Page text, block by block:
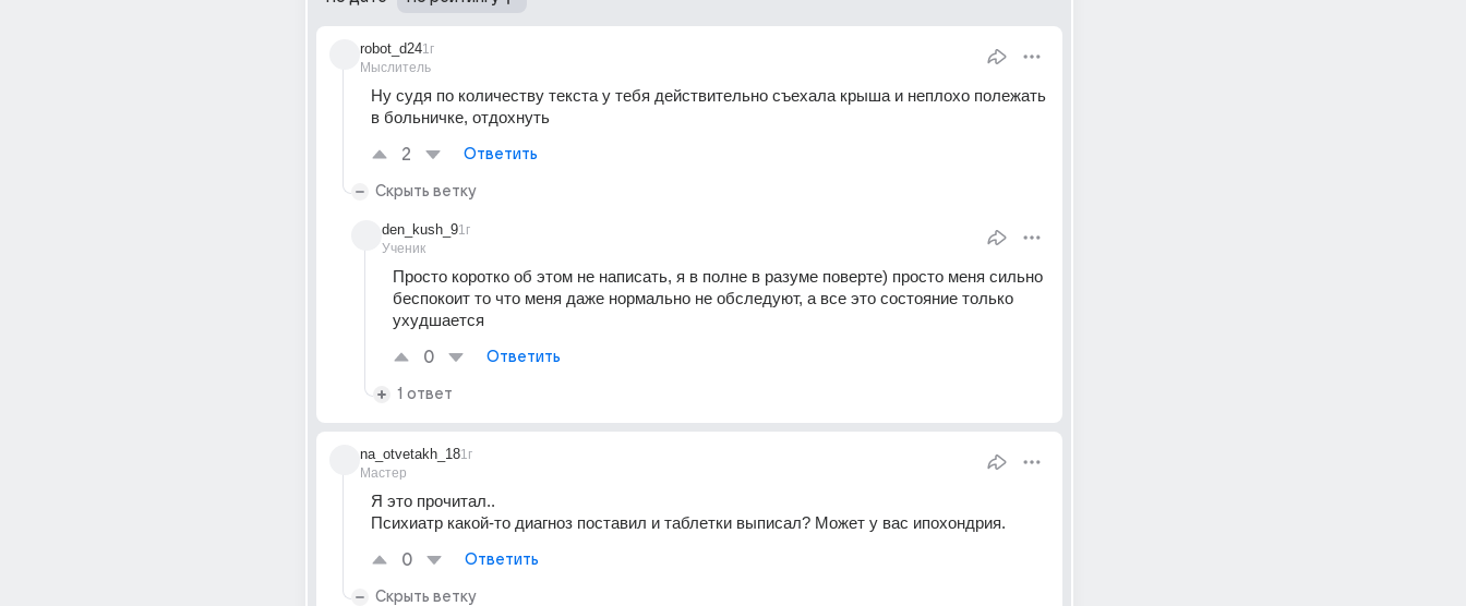
robot_d24
Мыслитель
1г
Ну судя по количеству текста у тебя действительно съехала крыша и неплохо полежать
в больничке, отдохнуть
2 Ответить
Скрыть ветку
den_kush_9
Ученик
1г
Просто коротко об этом не написать, я в полне в разуме поверте) просто меня сильно
беспокоит то что меня даже нормально не обследуют, а все это состояние только
ухудшается
0 Ответить
1 ответ
na_otvetakh_18
Мастер
1г
Я это прочитал..
Психиатр какой-то диагноз поставил и таблетки выписал? Может у вас ипохондрия.
0 Ответить
Скрыть ветку